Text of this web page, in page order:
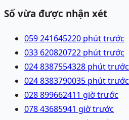
Số vừa được nhận xét
059 241645220 phút trước
033 620820722 phút trước
024 8387554328 phút trước
024 8383790035 phút trước
028 899662411 giờ trước
078 43685941 giờ trước